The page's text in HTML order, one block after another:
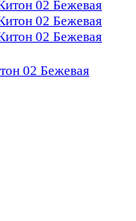
02 Бежевая